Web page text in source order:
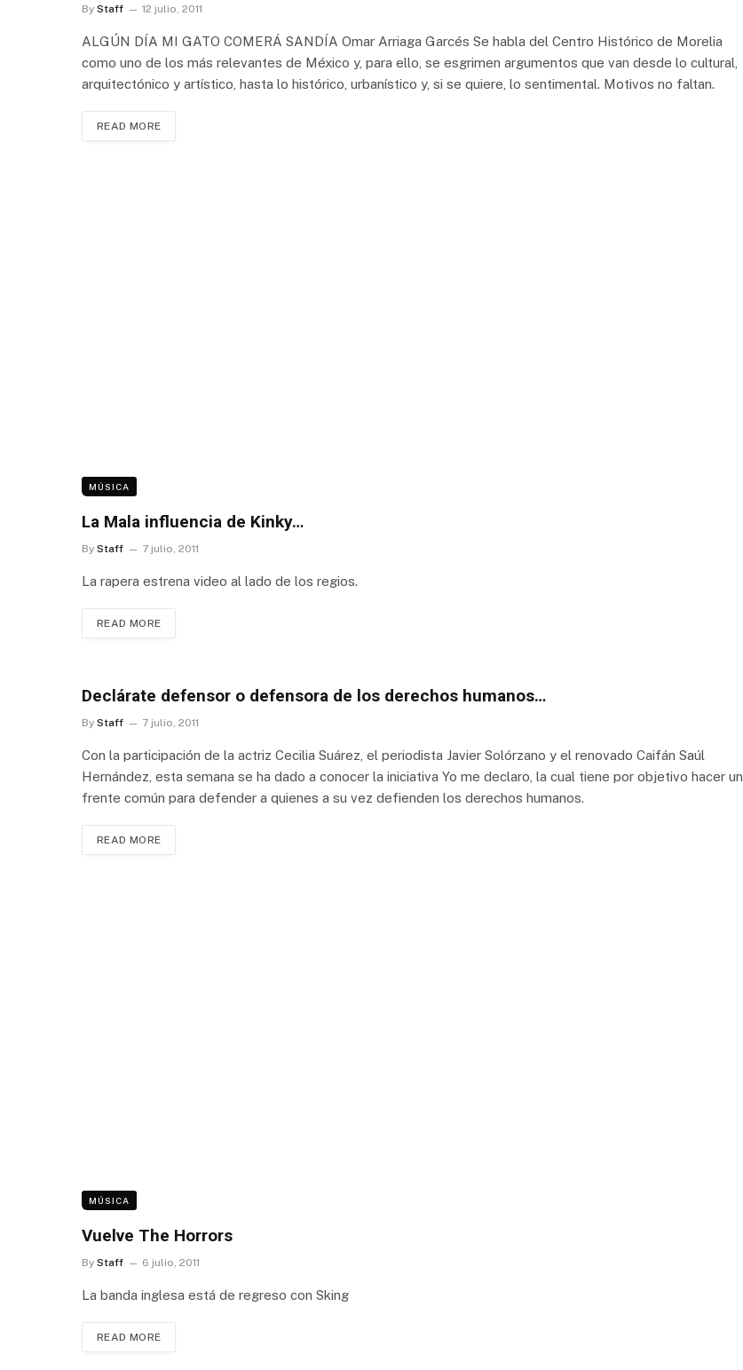
By Staff 12 julio, 2011
ALGÚN DÍA MI GATO COMERÁ SANDÍA Omar Arriaga Garcés Se habla del Centro Histórico de Morelia
como uno de los más relevantes de México y, para ello, se esgrimen argumentos que van desde lo cultural,
arquitectónico y artístico, hasta lo histórico, urbanístico y, si se quiere, lo sentimental. Motivos no faltan.
READ MORE
MÚSICA
La Mala influencia de Kinky…
By Staff 7 julio, 2011
La rapera estrena video al lado de los regios.
READ MORE
Declárate defensor o defensora de los derechos humanos…
By Staff 7 julio, 2011
Con la participación de la actriz Cecilia Suárez, el periodista Javier Solórzano y el renovado Caifán Saúl
Hernández, esta semana se ha dado a conocer la iniciativa Yo me declaro, la cual tiene por objetivo hacer un
frente común para defender a quienes a su vez defienden los derechos humanos.
READ MORE
MÚSICA
Vuelve The Horrors
By Staff 6 julio, 2011
La banda inglesa está de regreso con Sking
READ MORE